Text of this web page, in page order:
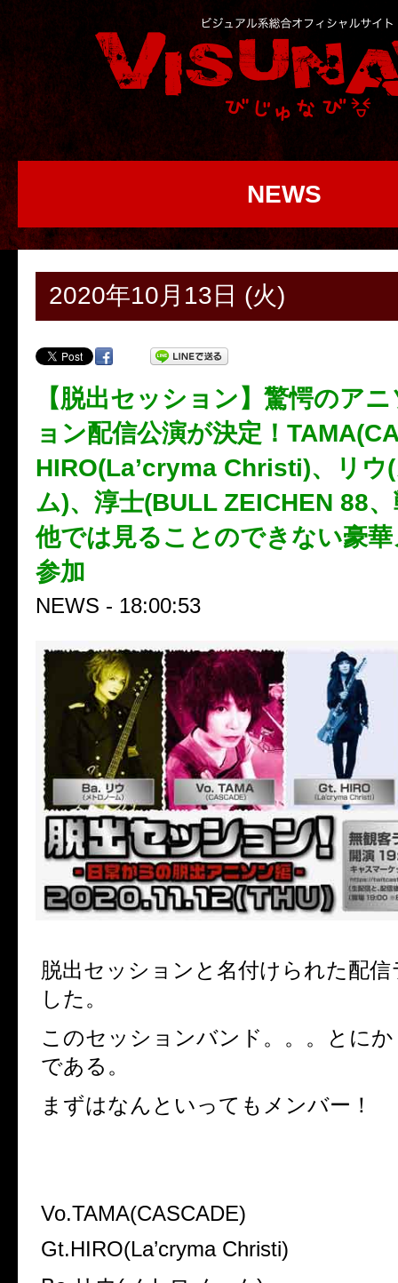
NEWS
2020年10月13日 (火)
【脱出セッション】驚愕のア
ョン配信公演が決定！
HIRO(La’cryma Christi)、リウ
ム)、淳士(BULL ZEICHEN 88
他では見ることのできない豪
参加
NEWS - 18:00:53
脱出セッションと名付けられた配
した。
このセッションバンド。。。とに
である。
まずはなんといってもメンバー！
Vo.TAMA(CASCADE)
Gt.HIRO(La’cryma Christi)